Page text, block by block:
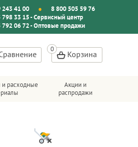
243 41 00
8 800 505 59 76
798 33 15 - Сервисный центр
792 06 72 - Оптовые продажи
Корзина
и расходные
Акции и
распродажи